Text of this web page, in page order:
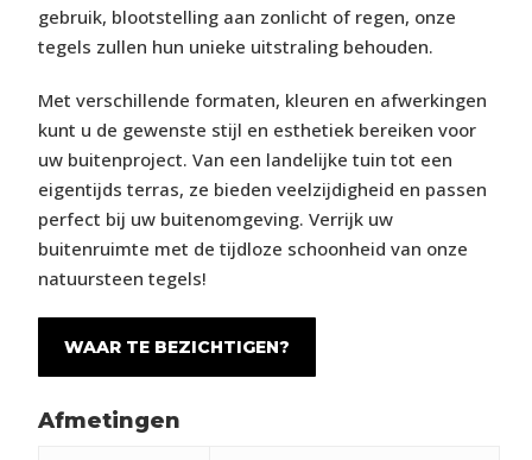
gebruik, blootstelling aan zonlicht of regen, onze
tegels zullen hun unieke uitstraling behouden.
Met verschillende formaten, kleuren en afwerkingen
kunt u de gewenste stijl en esthetiek bereiken voor
uw buitenproject. Van een landelijke tuin tot een
eigentijds terras, ze bieden veelzijdigheid en passen
perfect bij uw buitenomgeving. Verrijk uw
buitenruimte met de tijdloze schoonheid van onze
natuursteen tegels!
WAAR TE BEZICHTIGEN?
Afmetingen